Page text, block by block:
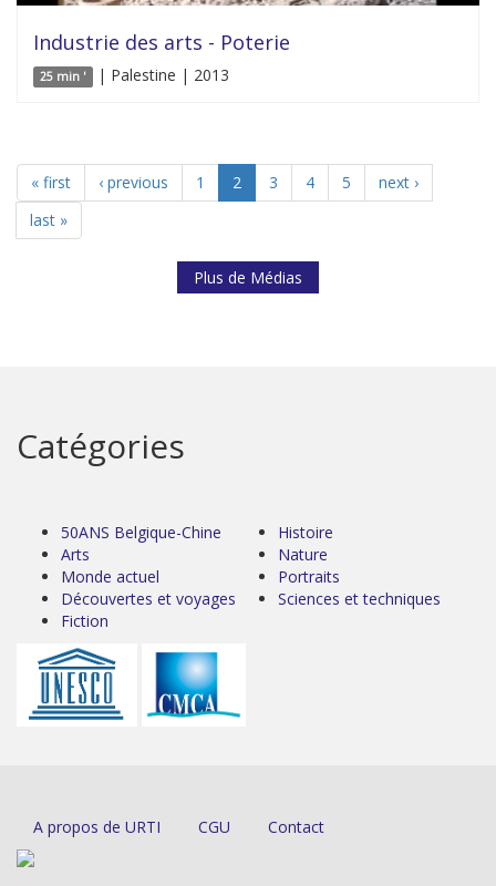
Industrie des arts - Poterie
25 min ' | Palestine | 2013
« first ‹ previous 1 2 3 4 5
next ›
last »
Plus de Médias
Catégories
50ANS Belgique-Chine
Arts
Monde actuel
Découvertes et voyages
Fiction
Histoire
Nature
Portraits
Sciences et techniques
A propos de URTI CGU Contact